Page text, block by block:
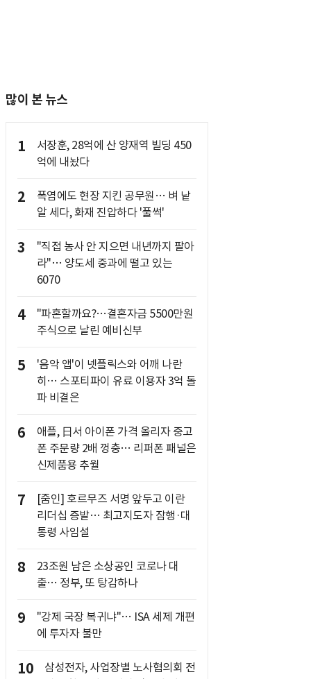
많이 본 뉴스
1
서장훈, 28억에 산 양재역 빌딩 450
억에 내놨다
2
폭염에도 현장 지킨 공무원… 벼 낱
알 세다, 화재 진압하다 '풀썩'
3
"직접 농사 안 지으면 내년까지 팔아
라"… 양도세 중과에 떨고 있는
6070
4
"파혼할까요?…결혼자금 5500만원
주식으로 날린 예비신부
5
'음악 앱'이 넷플릭스와 어깨 나란
히… 스포티파이 유료 이용자 3억 돌
파 비결은
6
애플, 日서 아이폰 가격 올리자 중고
폰 주문량 2배 껑충… 리퍼폰 패널은
신제품용 추월
7
[줌인] 호르무즈 서명 앞두고 이란
리더십 증발… 최고지도자 잠행·대
통령 사임설
8
23조원 남은 소상공인 코로나 대
출… 정부, 또 탕감하나
9
"강제 국장 복귀냐"… ISA 세제 개편
에 투자자 불만
10
삼성전자, 사업장별 노사협의회 전